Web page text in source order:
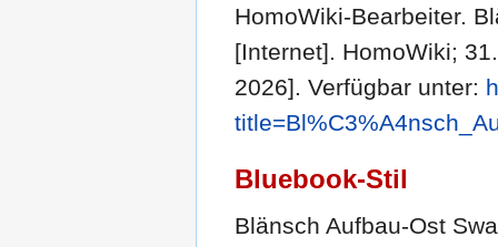
HomoWiki-Bearbeiter.
[Internet]. HomoWiki;
2026]. Verfügbar unter:
Bluebook-Stil
Blänsch Aufbau-Ost